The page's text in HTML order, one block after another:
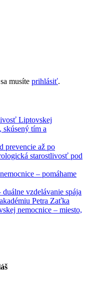
musíte prihlásiť.
Liptovskej
skúsený tím a
prevencie až po
starostlivosť pod
– pomáhame
duálne vzdelávanie spája
Petra Zaťka
nemocnice – miesto,